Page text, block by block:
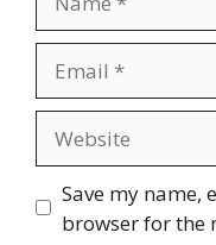
Save my name,
browser for the